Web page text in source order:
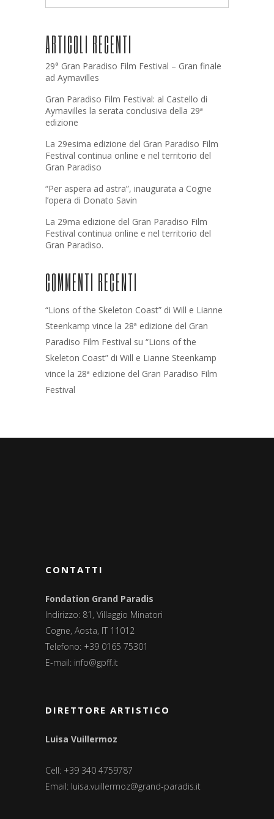
ARTICOLI RECENTI
29° Gran Paradiso Film Festival – Gran finale
ad Aymavilles
Gran Paradiso Film Festival: al Castello di
Aymavilles la serata conclusiva della 29ª
edizione
La 29esima edizione del Gran Paradiso Film
Festival continua online e nel territorio del
Gran Paradiso
“Per aspera ad astra”, inaugurata a Cogne
l’opera di Donato Savin
La 29ma edizione del Gran Paradiso Film
Festival continua online e nel territorio del
Gran Paradiso.
COMMENTI RECENTI
“Lions of the Skeleton Coast” di Will e Lianne
Steenkamp vince la 28ª edizione del Gran
Paradiso Film Festival su “Lions of the
Skeleton Coast” di Will e Lianne Steenkamp
vince la 28ª edizione del Gran Paradiso Film
Festival
CONTATTI
Fondation Grand Paradis
Indirizzo: 81, Villaggio Minatori
Cogne, Aosta, IT 11012
Telefono: +39 0165 75301
E-mail: info@gpff.it
DIRETTORE ARTISTICO
Luisa Vuillermoz
Cell: +39 340 4759787
Email: luisa.vuillermoz@grand-paradis.it